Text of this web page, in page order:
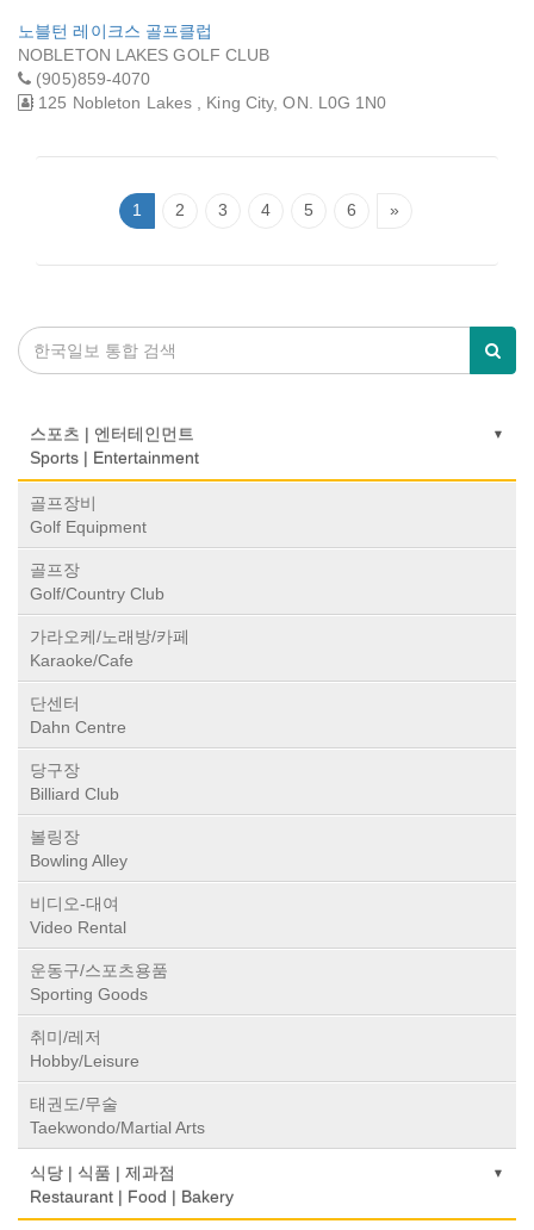
노블턴 레이크스 골프클럽
NOBLETON LAKES GOLF CLUB
(905)859-4070
125 Nobleton Lakes , King City, ON. L0G 1N0
1 2 3 4 5 6 »
스포츠 | 엔터테인먼트
Sports | Entertainment
골프장비
Golf Equipment
골프장
Golf/Country Club
가라오케/노래방/카페
Karaoke/Cafe
단센터
Dahn Centre
당구장
Billiard Club
볼링장
Bowling Alley
비디오-대여
Video Rental
운동구/스포츠용품
Sporting Goods
취미/레저
Hobby/Leisure
태권도/무술
Taekwondo/Martial Arts
식당 | 식품 | 제과점
Restaurant | Food | Bakery